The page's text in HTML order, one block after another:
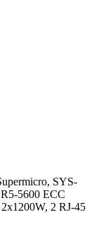
SYS-
5600 ECC
2 RJ-45